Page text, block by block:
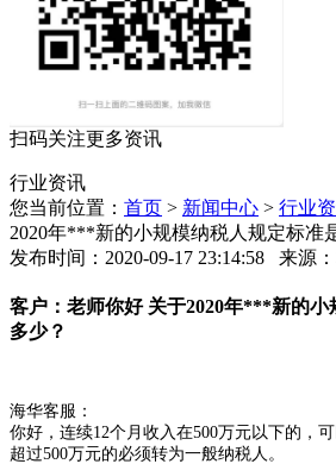
扫码关注更多资讯
行业资讯
您当前位置： 首页 > 新闻中心 > 行业
2020年***新的小规模纳税人规定标准
发布时间：2020-09-17 23:14:58 来源
客户： 老师你好 关于2020年***新的小
多少？
海华客服：
你好，连续12个月收入在500万元以下的，
超过500万元的必须转为一般纳税人。